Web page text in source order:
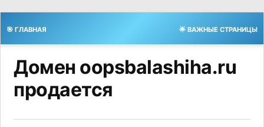
🎯 ГЛАВНАЯ 🌟 ВАЖНЫЕ СТРАНИЦЫ
Домен oopsbalashiha.ru
продается